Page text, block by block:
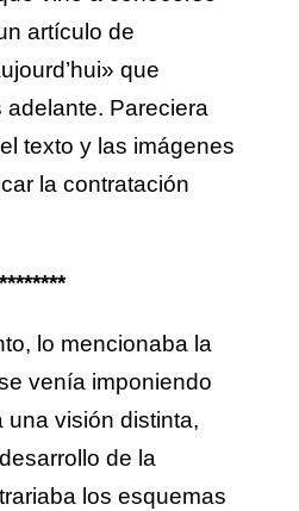
artículo de
que
Pareciera
texto y las imágenes
la contratación
********
lo mencionaba la
venía imponiendo
visión distinta,
de la
los esquemas